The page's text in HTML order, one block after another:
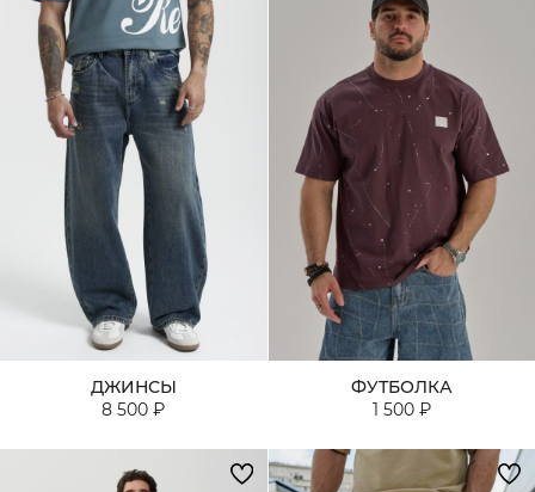
ДЖИНСЫ
8 500 ₽
ФУТБОЛКА
1 500 ₽